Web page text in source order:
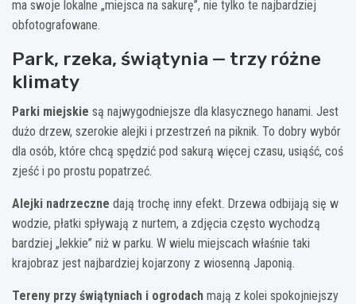
ma swoje lokalne „miejsca na sakurę”, nie tylko te najbardziej
obfotografowane.
Park, rzeka, świątynia — trzy różne
klimaty
Parki miejskie są najwygodniejsze dla klasycznego hanami. Jest
dużo drzew, szerokie alejki i przestrzeń na piknik. To dobry wybór
dla osób, które chcą spędzić pod sakurą więcej czasu, usiąść, coś
zjeść i po prostu popatrzeć.
Alejki nadrzeczne dają trochę inny efekt. Drzewa odbijają się w
wodzie, płatki spływają z nurtem, a zdjęcia często wychodzą
bardziej „lekkie” niż w parku. W wielu miejscach właśnie taki
krajobraz jest najbardziej kojarzony z wiosenną Japonią.
Tereny przy świątyniach i ogrodach mają z kolei spokojniejszy